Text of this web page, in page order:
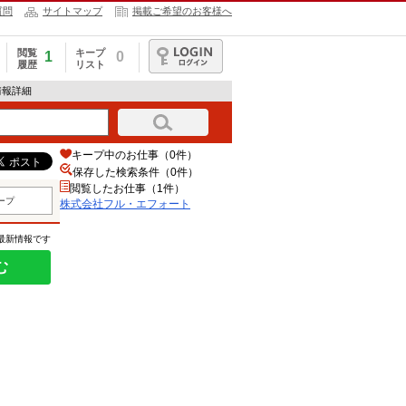
問 サイトマップ 掲載ご希望のお客様へ
閲覧
履歴
1
キープ
リスト
0
ログイン
詳細
プ
新情報です
キープ中のお仕事（0件）
保存した検索条件（0件）
閲覧したお仕事（1件）
株式会社フル・エフォート